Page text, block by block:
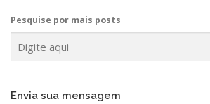
Pesquise por mais posts
Envia sua mensagem